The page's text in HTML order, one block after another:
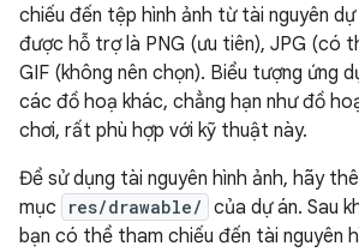
chiếu đến tệp hình ảnh từ tài nguyên
được hỗ trợ là PNG (ưu tiên), JPG (có
GIF (không nên chọn). Biểu tượng ứng
các đồ hoạ khác, chẳng hạn như đồ
chơi, rất phù hợp với kỹ thuật này.
Để sử dụng tài nguyên hình ảnh, hãy
mục
res/drawable/ của dự án. Sau
bạn có thể tham chiếu đến tài nguyên